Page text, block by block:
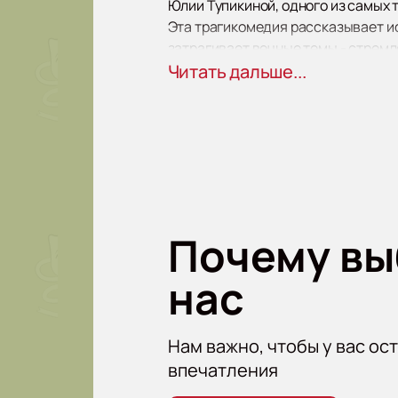
Юлии Тупикиной, одного из самых
Эта трагикомедия рассказывает
затрагивает вечные темы -
МХТ им. Чехова - прекрасная
Читать дальше...
Почему
нас
Нам важно, чтобы у вас
впечатления